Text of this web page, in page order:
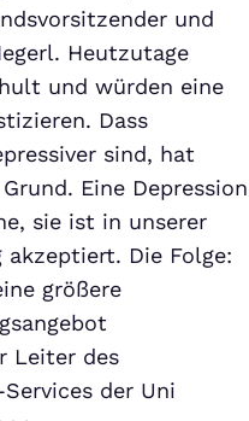
und
Heutzutage
und würden eine
Dass
sind, hat
Eine Depression
sie ist in unserer
akzeptiert. Die Folge:
größere
Leiter des
der Uni